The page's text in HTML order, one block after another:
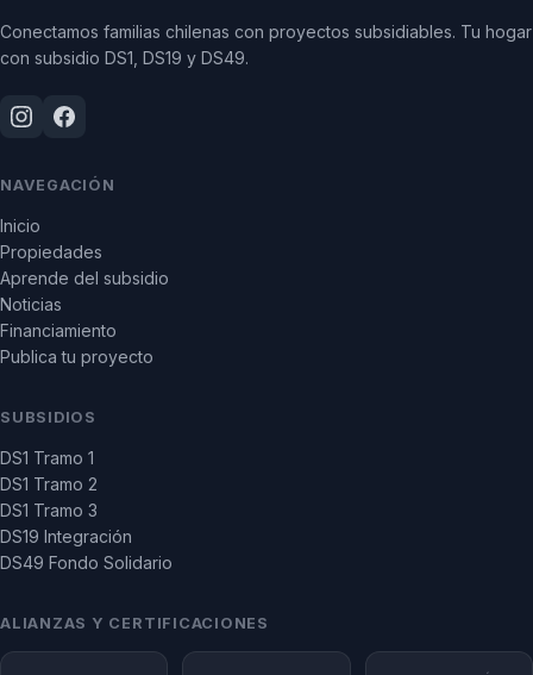
Conectamos familias chilenas con proyectos subsidiables. Tu hogar
con subsidio DS1, DS19 y DS49.
NAVEGACIÓN
Inicio
Propiedades
Aprende del subsidio
Noticias
Financiamiento
Publica tu proyecto
SUBSIDIOS
DS1 Tramo 1
DS1 Tramo 2
DS1 Tramo 3
DS19 Integración
DS49 Fondo Solidario
ALIANZAS Y CERTIFICACIONES